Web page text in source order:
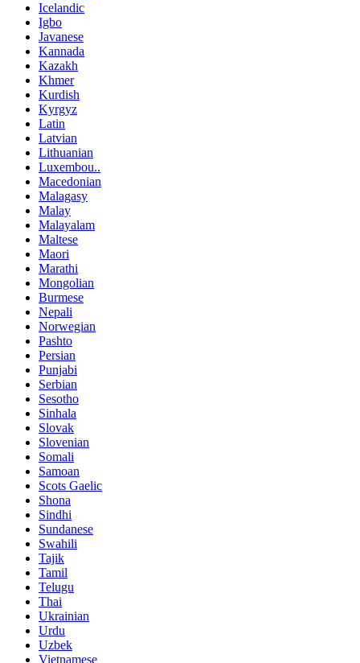
Icelandic
Igbo
Javanese
Kannada
Kazakh
Khmer
Kurdish
Kyrgyz
Latin
Latvian
Lithuanian
Luxembou..
Macedonian
Malagasy
Malay
Malayalam
Maltese
Maori
Marathi
Mongolian
Burmese
Nepali
Norwegian
Pashto
Persian
Punjabi
Serbian
Sesotho
Sinhala
Slovak
Slovenian
Somali
Samoan
Scots Gaelic
Shona
Sindhi
Sundanese
Swahili
Tajik
Tamil
Telugu
Thai
Ukrainian
Urdu
Uzbek
Vietnamese